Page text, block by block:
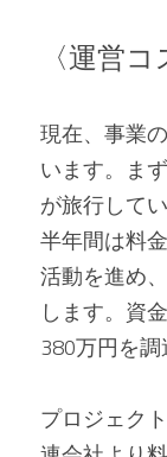
〈運営コ
現在、事業
います。ま
が旅行して
半年間は料
活動を進め
します。資
380万円を調
プロジェク